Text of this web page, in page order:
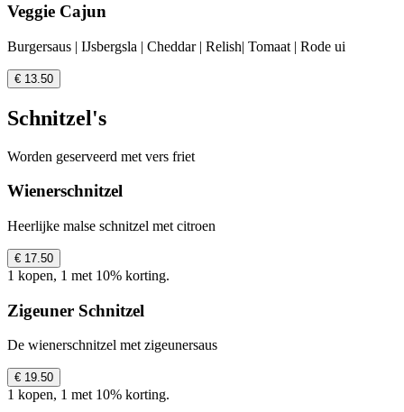
Veggie Cajun
Burgersaus | IJsbergsla | Cheddar | Relish| Tomaat | Rode ui
€ 13.50
Schnitzel's
Worden geserveerd met vers friet
Wienerschnitzel
Heerlijke malse schnitzel met citroen
€ 17.50
1 kopen, 1 met 10% korting.
Zigeuner Schnitzel
De wienerschnitzel met zigeunersaus
€ 19.50
1 kopen, 1 met 10% korting.